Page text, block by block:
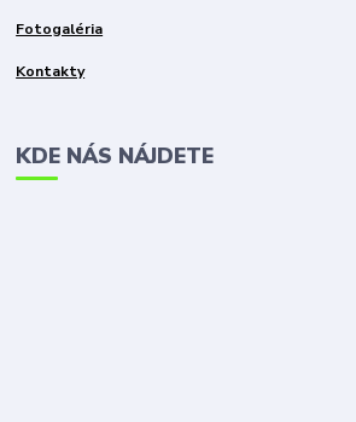
Fotogaléria
Kontakty
KDE NÁS NÁJDETE